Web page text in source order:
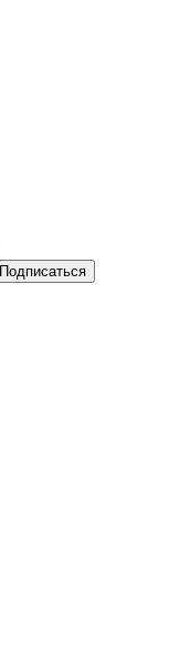
Подписаться